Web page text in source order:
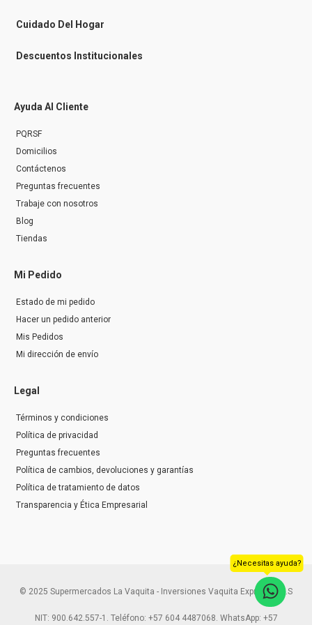
r
Cuidado Del Hogar
Descuentos Institucionales
Ayuda Al Cliente
PQRSF
Domicilios
Contáctenos
Preguntas frecuentes
Trabaje con nosotros
Blog
Tiendas
Mi Pedido
Estado de mi pedido
Hacer un pedido anterior
Mis Pedidos
Mi dirección de envío
Legal
Términos y condiciones
Política de privacidad
Preguntas frecuentes
Política de cambios, devoluciones y garantías
Política de tratamiento de datos
Transparencia y Ética Empresarial
© 2025 Supermercados La Vaquita - Inversiones Vaquita Express S.A.S
NIT: 900.642.557-1. Teléfono: +57 604 4487068. WhatsApp: +57
¿Necesitas ayuda?